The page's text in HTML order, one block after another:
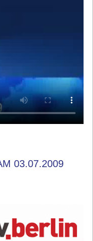
03.07.2009